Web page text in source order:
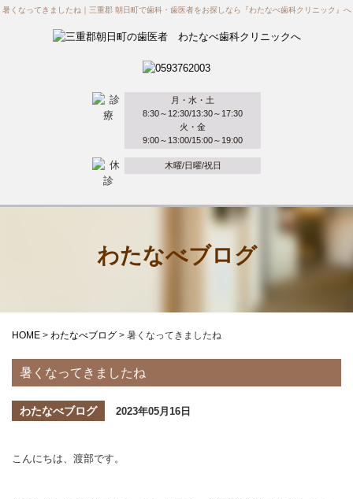
暑くなってきましたね｜三重郡 朝日町で歯科・歯医者をお探しなら『わたなべ歯科クリニック』へ
月・水・土
8:30～12:30/13:30～17:30
火・金
9:00～13:00/15:00～19:00
木曜/日曜/祝日
わたなべブログ
HOME > わたなべブログ > 暑くなってきましたね
暑くなってきましたね
わたなべブログ 2023年05月16日
こんにちは、渡部です。